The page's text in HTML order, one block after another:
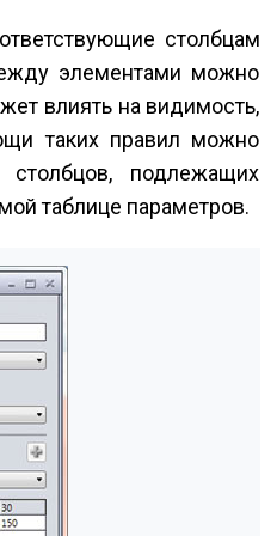
столбцам
элементами можно
влиять на видимость,
таких правил можно
столбцов, подлежащих
таблице параметров.